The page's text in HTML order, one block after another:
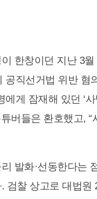
한창이던 지난 3
직선거법 위반 혐
게 잠재해 있던 ‘
버들은 환호했고, “
발화·선동한다는
찰 상고로 대법원